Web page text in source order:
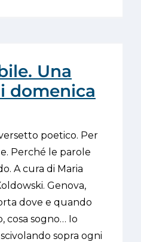
Una
domenica
poetico. Per
Perché le parole
A cura di Maria
Genova,
dove e quando
cosa sogno… Io
sopra ogni